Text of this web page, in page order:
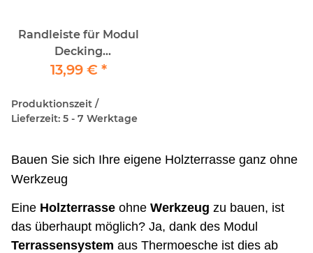
Randleiste für Modul
Decking
Terrassensystem /
13,99 € *
Produktionszeit /
Lieferzeit: 5 - 7 Werktage
Bauen Sie sich Ihre eigene Holzterrasse ganz ohne
Werkzeug
Eine Holzterrasse ohne Werkzeug zu bauen, ist
das überhaupt möglich? Ja, dank des Modul
Terrassensystem aus Thermoesche ist dies ab